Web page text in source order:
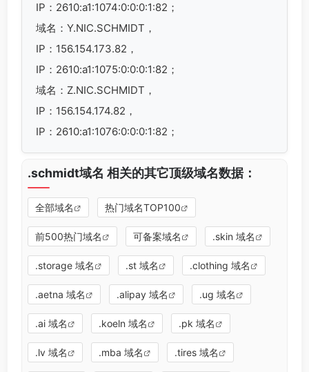
IP：2610:a1:1074:0:0:0:1:82；
域名：Y.NIC.SCHMIDT，
IP：156.154.173.82，
IP：2610:a1:1075:0:0:0:1:82；
域名：Z.NIC.SCHMIDT，
IP：156.154.174.82，
IP：2610:a1:1076:0:0:0:1:82；
.schmidt域名 相关的其它顶级域名数据：
全部域名 热门域名TOP100
前500热门域名 可备案域名 .skin 域名
.storage 域名 .st 域名 .clothing 域名
.aetna 域名 .alipay 域名 .ug 域名
.ai 域名 .koeln 域名 .pk 域名
.lv 域名 .mba 域名 .tires 域名